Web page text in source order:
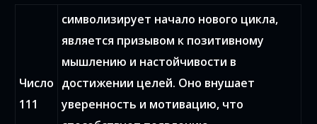
Число
111
символизирует начало нового цикла,
является призывом к позитивному
мышлению и настойчивости в
достижении целей. Оно внушает
уверенность и мотивацию, что